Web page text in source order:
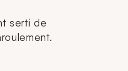
serti de